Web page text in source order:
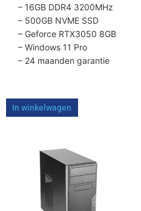
– 16GB DDR4 3200MHz
– 500GB NVME SSD
– Geforce RTX3050 8GB
– Windows 11 Pro
– 24 maanden garantie
In winkelwagen
meerdere
variaties.